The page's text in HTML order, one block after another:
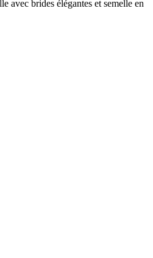
avec brides élégantes et semelle en
façon espadrille apporte de la hauteur
le pied.
un style à la fois sophistiqué et